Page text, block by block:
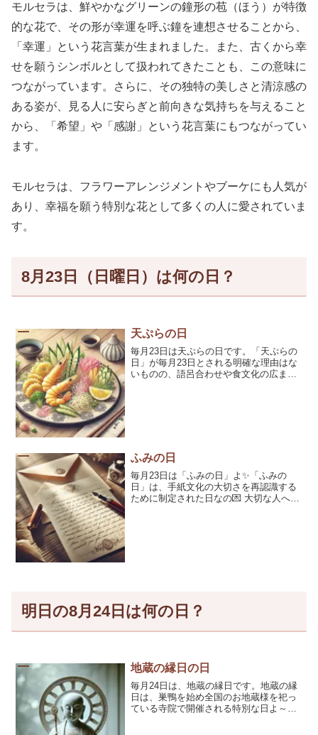
モルセラは、鮮やかなグリーンの鐘形の苞（ほう）が特徴
的な花で、その形が幸運を呼ぶ鐘を連想させることから、
「幸運」という花言葉が生まれました。また、古くから幸
せを願うシンボルとして扱われてきたことも、この意味に
つながっています。さらに、その独特の美しさと清涼感の
ある姿が、見る人に安らぎと前向きな気持ちを与えること
から、「希望」や「感謝」という花言葉にもつながってい
ます。
モルセラは、フラワーアレンジメントやブーケにも人気が
あり、幸福を願う特別な花として多くの人に愛されていま
す。
8月23日（日曜日）は何の日？
天ぷらの日
毎月23日は天ぷらの日です。「天ぷらの
日」が毎月23日とされる明確な理由はな
いものの、語呂合わせや食文化の広ま
ふみの日
毎月23日は「ふみの日」よ✨「ふみの
日」は、手紙文化の大切さを再認識する
ために制定された日なの💌 大切な人への
明日の8月24日は何の日？
地蔵の縁日の日
毎月24日は、地蔵の縁日です。地蔵の縁
日は、巣鴨を始め全国のお地蔵様を祀っ
ている寺院で開催される特別な日よ～！